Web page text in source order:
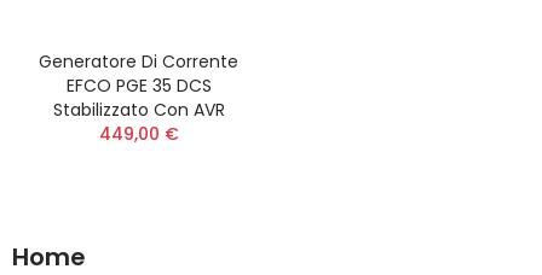
Generatore Di Corrente
EFCO PGE 35 DCS
Stabilizzato Con AVR
449,00 €
Home